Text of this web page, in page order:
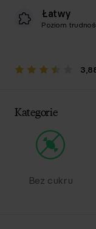
Łatwy
Poziom
Kategorie
Bez cukru